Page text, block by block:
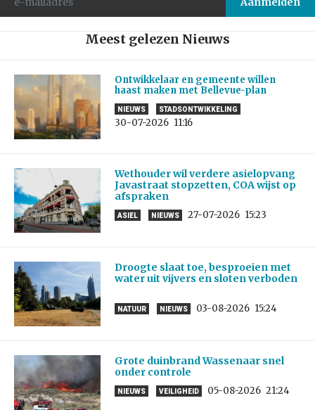
Meest gelezen Nieuws
Ontwikkelaar en gemeente willen
haast maken met Bellevue-plan
NIEUWS STADSONTWIKKELING
30-07-2026 11:16
Wethouder wil verdere asielopvang
Javastraat stopzetten, COA wijst op
afspraken
ASIEL NIEUWS 27-07-2026 15:23
Droogte slaat toe, besproeien met
water uit vijvers en sloten verboden
NATUUR NIEUWS 03-08-2026 15:24
Grote duinbrand Wassenaar snel
onder controle
NIEUWS VEILIGHEID 05-08-2026 21:24